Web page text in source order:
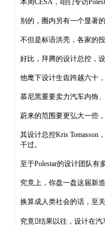
本周CESA，咱们专访
别的，圈内另有一个显著
不但是标语洪亮，各家的
好比，拜腾的设计总控，
他麾下设计生齿跨越六十
慕尼黑重要卖力汽车内饰
蔚来的范围要更弘大一些
其设计总控Kris
干过。
至于Polestar的设计团队有
究竟上，你盘一盘这届新
换算成人类社会的话，至
究竟结果以往，设计在汽